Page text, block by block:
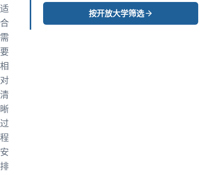
适
合
需
要
相
对
清
晰
过
程
安
排
按开放大学筛选